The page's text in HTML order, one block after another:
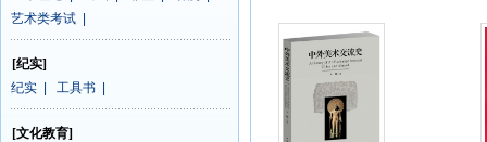
艺术类考试
[纪实]
纪实
工具书
[文化教育]